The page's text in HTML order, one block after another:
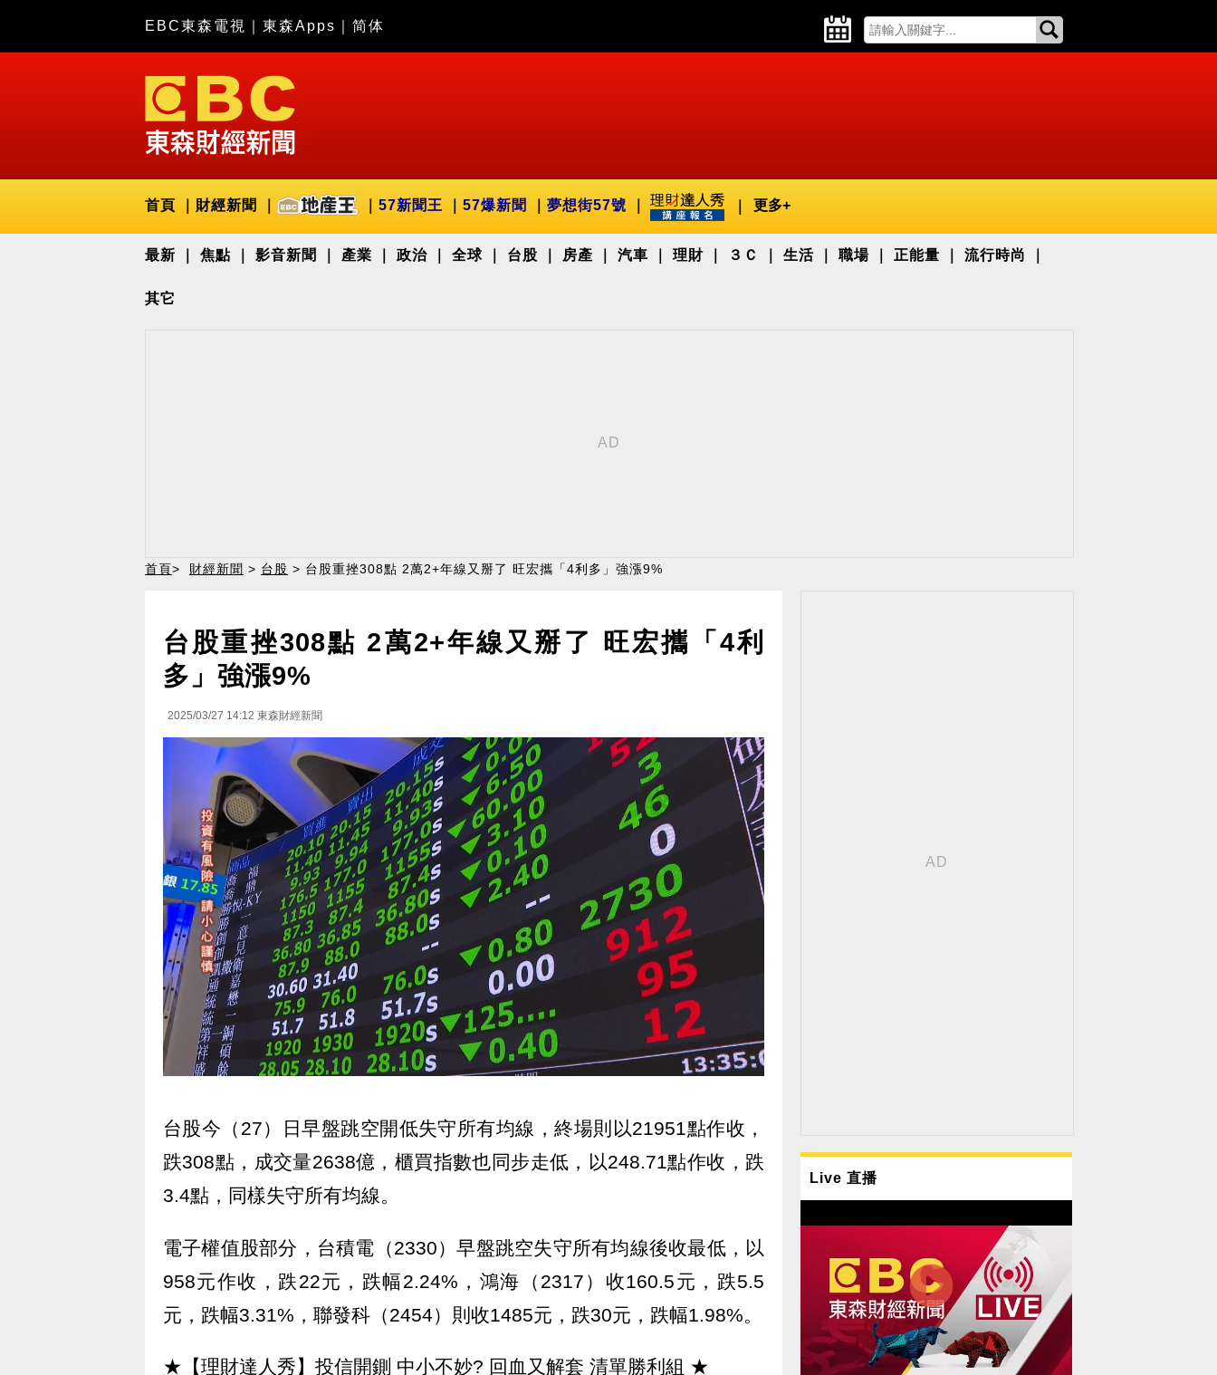
EBC東森電視 東森Apps 简体
首頁 財經新聞 57新聞王 57爆新聞 夢想街57號 更多+
最新 焦點 影音新聞 產業 政治 全球 台股 房產 汽車 理財 ３Ｃ 生活 職場 正能量 流行時尚
其它
首頁> 財經新聞 > 台股 > 台股重挫308點 2萬2+年線又掰了 旺宏攜「4利多」強漲9%
台股重挫308點 2萬2+年線又掰了 旺宏攜「4利
多」強漲9%
2025/03/27 14:12 東森財經新聞
台股今（27）日早盤跳空開低失守所有均線，終場則以21951點作收，
跌308點，成交量2638億，櫃買指數也同步走低，以248.71點作收，跌
3.4點，同樣失守所有均線。
電子權值股部分，台積電（2330）早盤跳空失守所有均線後收最低，以
958元作收，跌22元，跌幅2.24%，鴻海（2317）收160.5元，跌5.5
元，跌幅3.31%，聯發科（2454）則收1485元，跌30元，跌幅1.98%。
★【理財達人秀】投信開鍘 中小不妙? 回血又解套 清單勝利組 ★
Live 直播